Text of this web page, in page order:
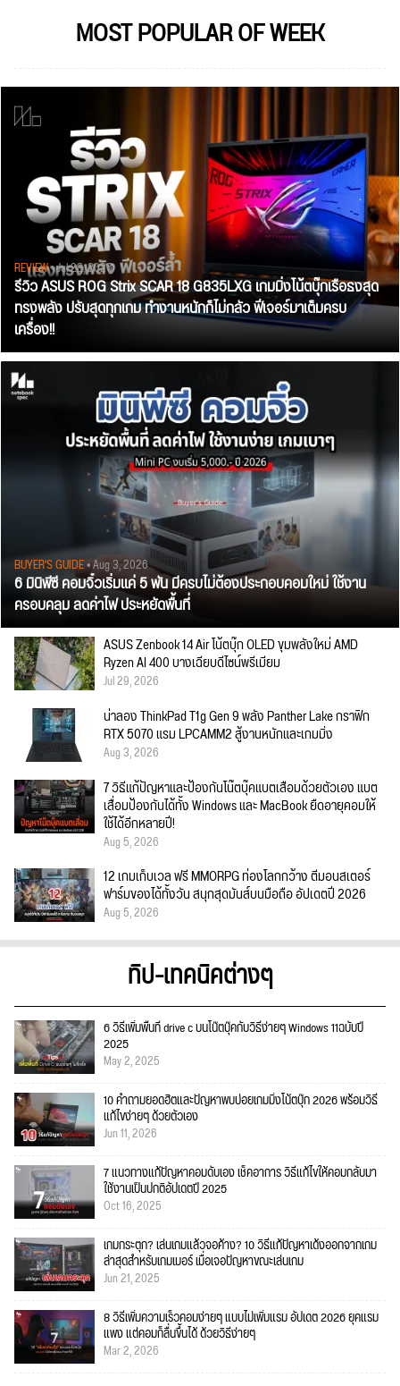
MOST POPULAR OF WEEK
REVIEW• Jul 28, 2026
รีวิว ASUS ROG Strix SCAR 18 G835LXG เกมมิ่งโน้ตบุ๊กเรือธงสุด
ทรงพลัง ปรับสุดทุกเกม ทำงานหนักก็ไม่กลัว ฟีเจอร์มาเต็มครบ
เครื่อง!!
BUYER'S GUIDE• Aug 3, 2026
6 มินิพีซี คอมจิ๋วเริ่มแค่ 5 พัน มีครบไม่ต้องประกอบคอมใหม่ ใช้งาน
ครอบคลุม ลดค่าไฟ ประหยัดพื้นที่
ASUS Zenbook 14 Air โน้ตบุ๊ก OLED ขุมพลังใหม่ AMD
Ryzen AI 400 บางเฉียบดีไซน์พรีเมียม
Jul 29, 2026
น่าลอง ThinkPad T1g Gen 9 พลัง Panther Lake กราฟิก
RTX 5070 แรม LPCAMM2 สู้งานหนักและเกมมิ่ง
Aug 3, 2026
7 วิธีแก้ปัญหาและป้องกันโน๊ตบุ๊คแบตเสื่อมด้วยตัวเอง แบต
เสื่อมป้องกันได้ทั้ง Windows และ MacBook ยืดอายุคอมให้
ใช้ได้อีกหลายปี!
Aug 5, 2026
12 เกมเก็บเวล ฟรี MMORPG ท่องโลกกว้าง ตีมอนสเตอร์
ฟาร์มของได้ทั้งวัน สนุกสุดมันส์บนมือถือ อัปเดตปี 2026
Aug 5, 2026
ทิป-เทคนิคต่างๆ
6 วิธีเพิ่มพื้นที่ drive c บนโน๊ตบุ๊คกับวิธีง่ายๆ Windows 11ฉบับปี
2025
May 2, 2025
10 คำถามยอดฮิตและปัญหาพบบ่อยเกมมิ่งโน้ตบุ๊ก 2026 พร้อมวิธี
แก้ไขง่ายๆ ด้วยตัวเอง
Jun 11, 2026
7 แนวทางแก้ปัญหาคอมดับเอง เช็คอาการ วิธีแก้ไขให้คอมกลับมา
ใช้งานเป็นปกติอัปเดตปี 2025
Oct 16, 2025
เกมกระตุก? เล่นเกมแล้วจอค้าง? 10 วิธีแก้ปัญหาเด้งออกจากเกม
ล่าสุดสำหรับเกมเมอร์ เมื่อเจอปัญหาขณะเล่นเกม
Jun 21, 2025
8 วิธีเพิ่มความเร็วคอมง่ายๆ แบบไม่เพิ่มแรม อัปเดต 2026 ยุคแรม
แพง แต่คอมก็ลื่นขึ้นได้ ด้วยวิธีง่ายๆ
Mar 2, 2026